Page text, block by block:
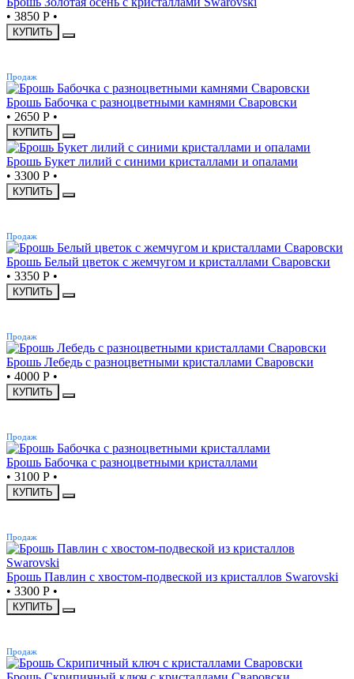
• 3850 Р •
КУПИТЬ
Продаж
Брошь Бабочка с разноцветными камнями Сваровски
• 2650 Р •
КУПИТЬ
Брошь Букет лилий с синими кристаллами и опалами
• 3300 Р •
КУПИТЬ
Продаж
Брошь Белый цветок с жемчугом и кристаллами Сваровски
• 3350 Р •
КУПИТЬ
Продаж
Брошь Лебедь с разноцветными кристаллами Сваровски
• 4000 Р •
КУПИТЬ
Продаж
Брошь Бабочка с разноцветными кристаллами
• 3100 Р •
КУПИТЬ
Продаж
Брошь Павлин с хвостом-подвеской из кристаллов Swarovski
• 3300 Р •
КУПИТЬ
Продаж